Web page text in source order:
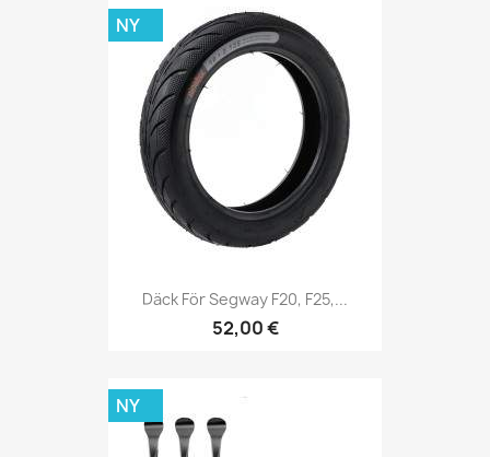
Däck För Segway F20, F25,...
52,00 €
NY
NY